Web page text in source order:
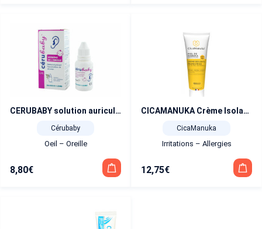
CERUBABY solution auriculaire 15 ml
Cérubaby
Oeil – Oreille
8,80€
CICAMANUKA Crème Isolante Protectrice au Miel de Manuka IAA10+ Bio 75 ml
CicaManuka
Irritations – Allergies
12,75€